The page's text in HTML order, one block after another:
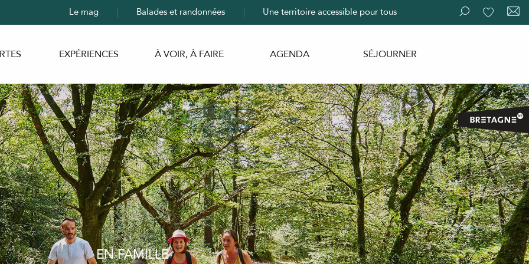
Recherche
Le mag Balades et randonnées Une territoire accessible pour tous
EXPÉRIENCES À VOIR, À FAIRE AGENDA SÉJOURNER
EN FAMILLE